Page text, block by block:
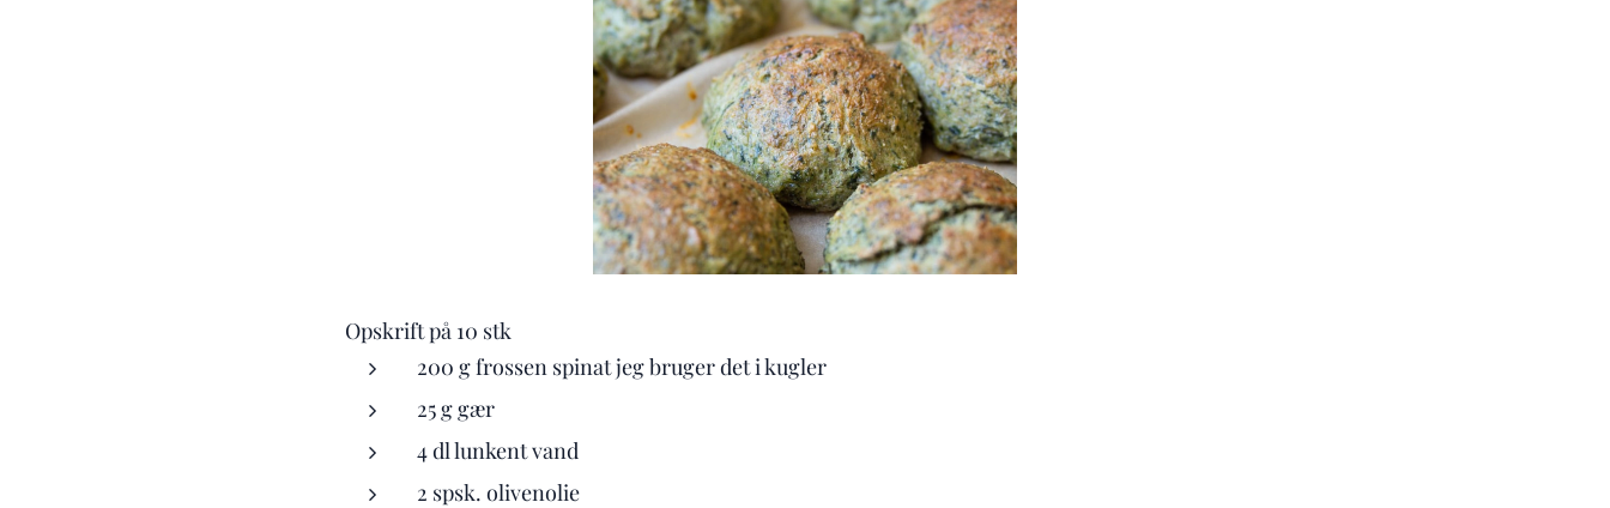
Opskrift på 10 stk
200 g frossen spinat jeg bruger det i kugler
25 g gær
4 dl lunkent vand
2 spsk. olivenolie